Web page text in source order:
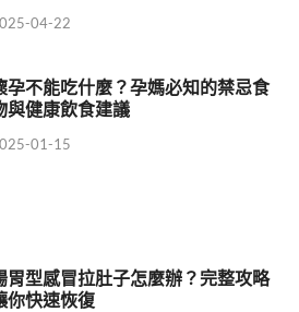
04-22
孕不能吃什麼？孕媽必知的禁忌食
與健康飲食建議
01-15
胃型感冒拉肚子怎麼辦？完整攻略
你快速恢復